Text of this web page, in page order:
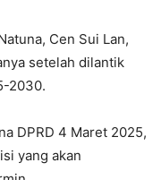
Cen Sui Lan,
setelah dilantik
2030.
DPRD 4 Maret 2025,
yang akan